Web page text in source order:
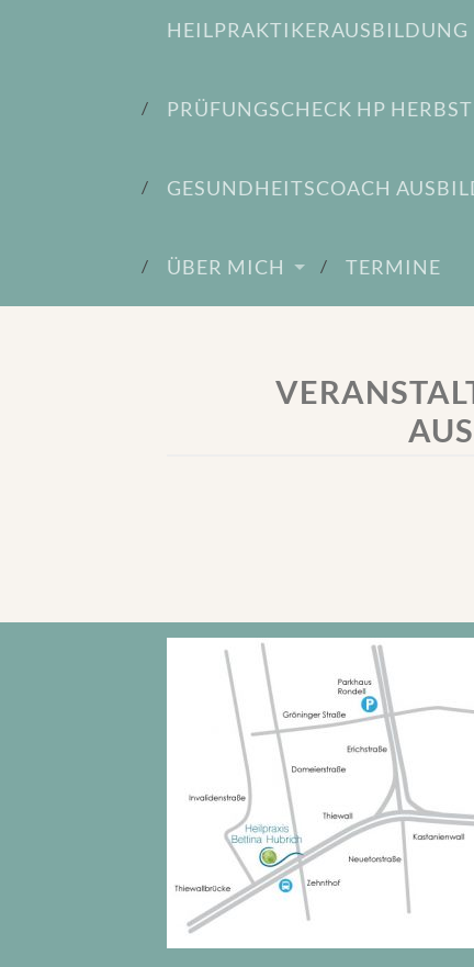
HEILPRAKTIKERAUSBILDUNG
PRÜFUNGSCHECK HP
GESUNDHEITSCOACH
ÜBER MICH TERMINE